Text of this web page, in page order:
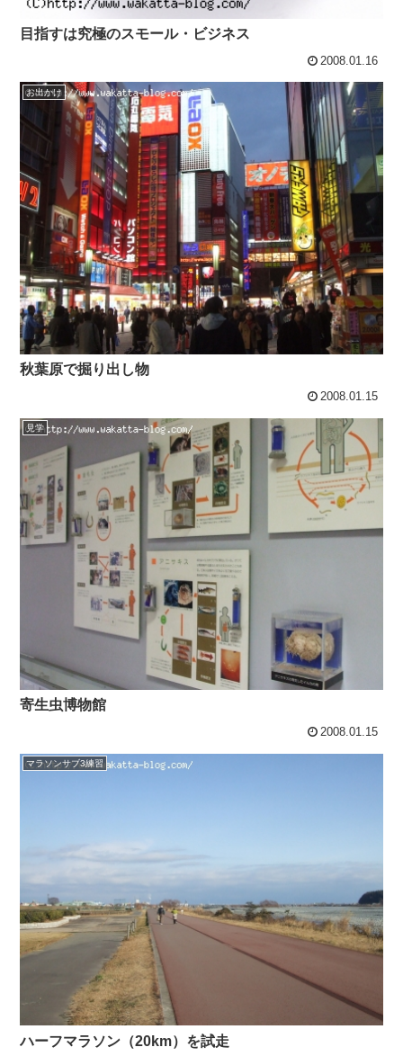
目指すは究極のスモール・ビジネス
2008.01.16
お出かけ
秋葉原で掘り出し物
2008.01.15
見学
寄生虫博物館
2008.01.15
マラソンサブ3練習
ハーフマラソン（20km）を試走